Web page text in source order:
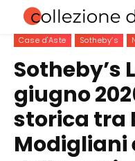
Case d'Aste Sotheby’s
Sotheby’s
giugno
storica tra
Modigliani